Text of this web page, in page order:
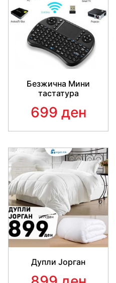
Безжична Мини
тастатура
699 ден
Дупли Јорган